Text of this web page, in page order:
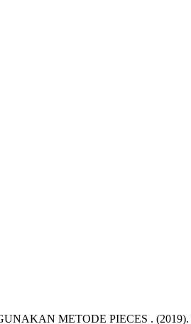
METODE PIECES . (2019).